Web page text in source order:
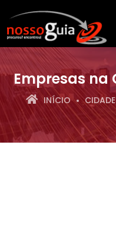
Empresas na
INÍCIO